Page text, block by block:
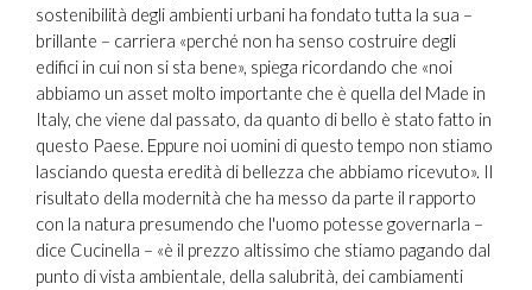
sostenibilità degli ambienti urbani ha fondato tutta la sua –
brillante – carriera «perché non ha senso costruire degli
edifici in cui non si sta bene», spiega ricordando che «noi
abbiamo un asset molto importante che è quella del Made in
Italy, che viene dal passato, da quanto di bello è stato fatto in
questo Paese. Eppure noi uomini di questo tempo non stiamo
lasciando questa eredità di bellezza che abbiamo ricevuto». Il
risultato della modernità che ha messo da parte il rapporto
con la natura presumendo che l'uomo potesse governarla –
dice Cucinella – «è il prezzo altissimo che stiamo pagando dal
punto di vista ambientale, della salubrità, dei cambiamenti